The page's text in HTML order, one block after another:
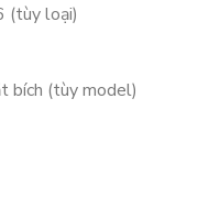
(tùy loại)
bích (tùy model)